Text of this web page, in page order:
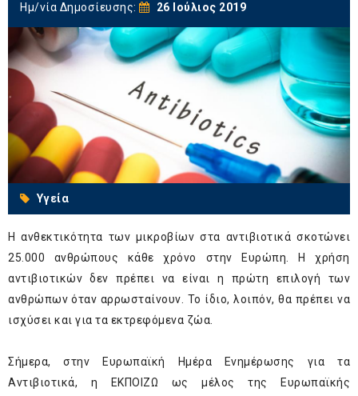
Ημ/νία Δημοσίευσης: 26 Ιούλιος 2019
Υγεία
Η ανθεκτικότητα των μικροβίων στα αντιβιοτικά σκοτώνει
25.000 ανθρώπους κάθε χρόνο στην Ευρώπη. Η χρήση
αντιβιοτικών δεν πρέπει να είναι η πρώτη επιλογή των
ανθρώπων όταν αρρωσταίνουν. Το ίδιο, λοιπόν, θα πρέπει να
ισχύσει και για τα εκτρεφόμενα ζώα.
Σήμερα, στην Ευρωπαϊκή Ημέρα Ενημέρωσης για τα
Αντιβιοτικά, η ΕΚΠΟΙΖΩ ως μέλος της Ευρωπαϊκής